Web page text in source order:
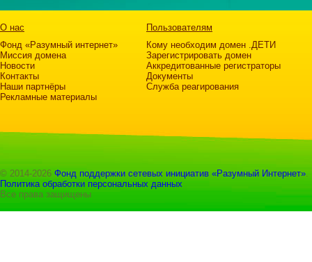
О нас
Фонд «Разумный интернет»
Миссия домена
Новости
Контакты
Наши партнёры
Рекламные материалы
Пользователям
Кому необходим домен .ДЕТИ
Зарегистрировать домен
Аккредитованные регистраторы
Документы
Служба реагирования
© 2014-2026 Фонд поддержки сетевых инициатив «Разумный Интернет»
Политика обработки персональных данных
Все права защищены